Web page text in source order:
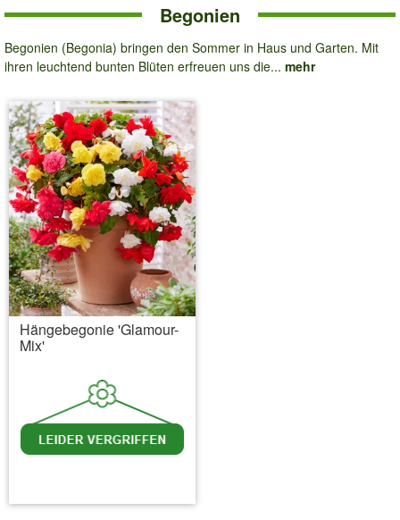
Begonien
Begonien (Begonia) bringen den Sommer in Haus und Garten. Mit
ihren leuchtend bunten Blüten erfreuen uns die... mehr
Hängebegonie 'Glamour-
Mix'